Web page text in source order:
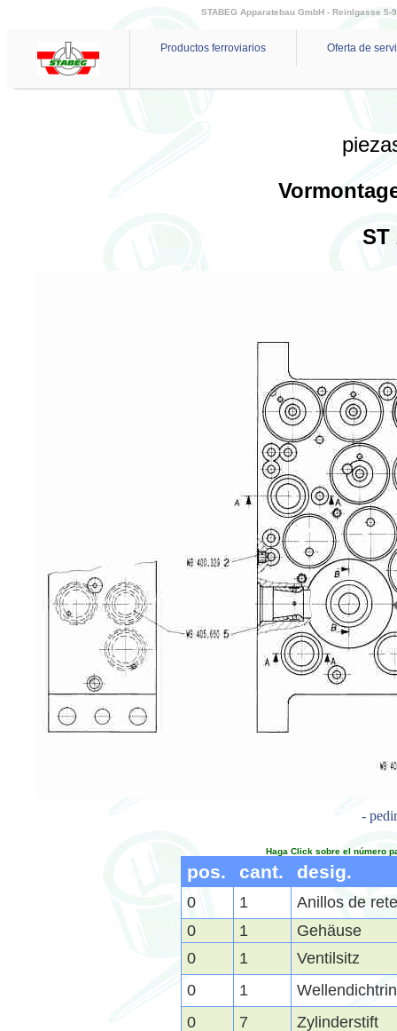
STABEG Apparatebau GmbH - Reinlgasse 5-
Productos ferroviarios Oferta de
ST
-
Haga Click sobre el número
pos. cant. desig.
0 1
Anillos de
0
1
Gehäuse
0
1
Ventilsitz
0
1
0
7
Zylinderstift